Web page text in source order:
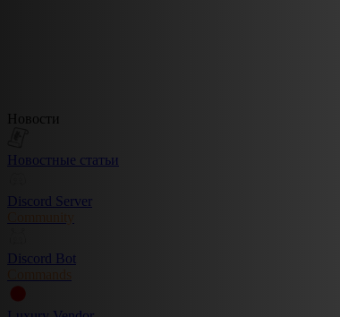
Новости
Новостные статьи
Discord Server
Community
Discord Bot